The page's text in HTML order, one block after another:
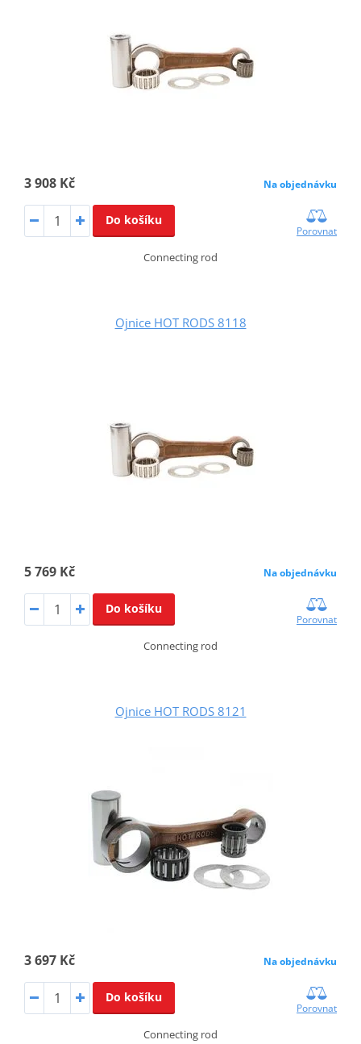
3 908 Kč Na objednávku
Do košíku
Porovnat
Connecting rod
Ojnice HOT RODS 8118
5 769 Kč Na objednávku
Do košíku
Porovnat
Connecting rod
Ojnice HOT RODS 8121
3 697 Kč Na objednávku
Do košíku
Porovnat
Connecting rod